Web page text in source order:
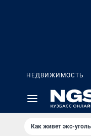
НЕДВИЖИМОСТЬ
Как живет экс-